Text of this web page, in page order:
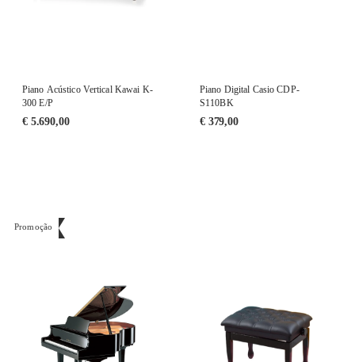
Piano Acústico Vertical Kawai K-
300 E/P
€5.690,00
Piano Digital Casio CDP-
S110BK
€379,00
Promoção